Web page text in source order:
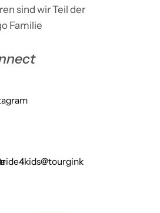
sind wir Teil der
Familie